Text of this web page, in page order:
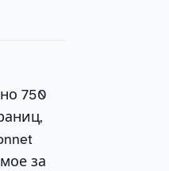
750
за